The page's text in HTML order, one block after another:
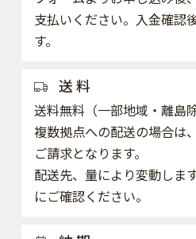
支払いください。入金確認
す。
送 料
送料無料（一部地域・離島
複数拠点への配送の場合は
ご請求となります。
配送先、量により変動しま
にご確認ください。